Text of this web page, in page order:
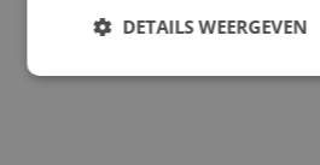
DETAILS WEERGEVEN